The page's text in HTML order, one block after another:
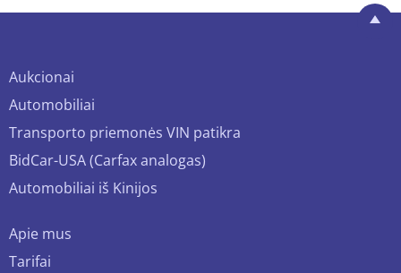
Aukcionai
Automobiliai
Transporto priemonės VIN patikra
BidCar-USA (Carfax analogas)
Automobiliai iš Kinijos
Apie mus
Tarifai